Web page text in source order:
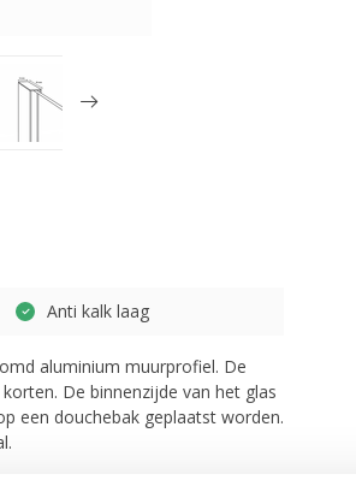
Anti kalk laag
aluminium muurprofiel. De
De binnenzijde van het glas
een douchebak geplaatst worden.